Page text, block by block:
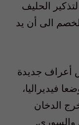
الحليف
الخصم الى أن يد
أعراف جديدة
فيديراليا،
الدخان
والسوري.